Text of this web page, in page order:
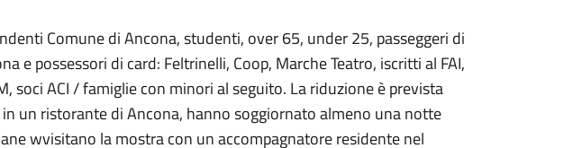
Comune di Ancona, studenti, over 65, under 25, passeggeri di
e possessori di card: Feltrinelli, Coop, Marche Teatro, iscritti al FAI,
soci ACI / famiglie con minori al seguito. La riduzione è prevista
un ristorante di Ancona, hanno soggiornato almeno una notte
wvisitano la mostra con un accompagnatore residente nel